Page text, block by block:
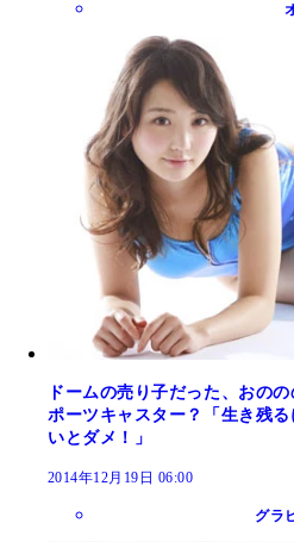
ドームの売り子だった、おの
ポーツキャスター？「生き残
いとダメ！」
2014年12月19日 06:00
グラ